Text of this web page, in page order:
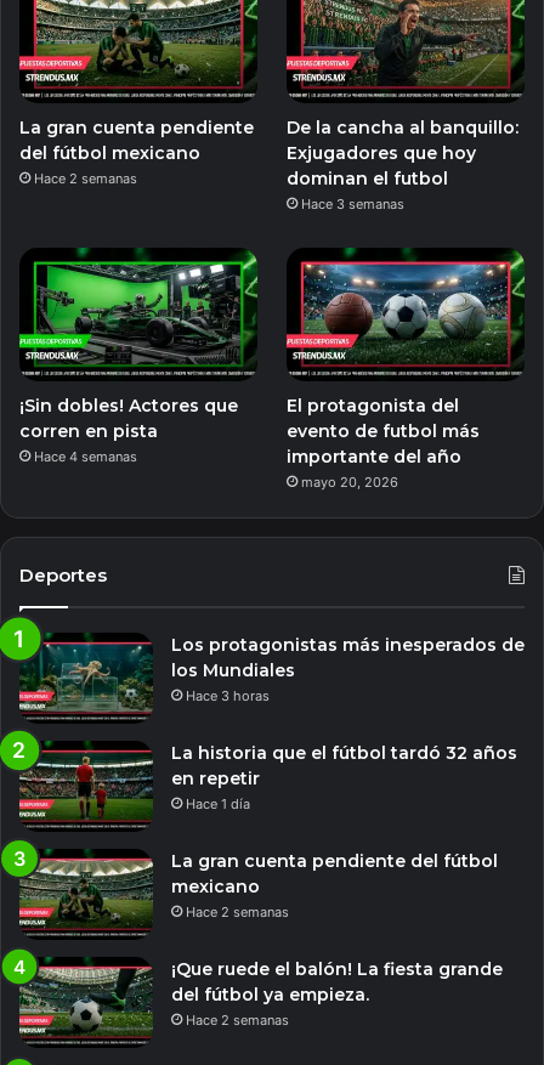
La gran cuenta pendiente
del fútbol mexicano
Hace 2 semanas
De la cancha al banquillo:
Exjugadores que hoy
dominan el futbol
Hace 3 semanas
¡Sin dobles! Actores que
corren en pista
Hace 4 semanas
El protagonista del
evento de futbol más
importante del año
mayo 20, 2026
Deportes
Los protagonistas más inesperados de
los Mundiales
Hace 3 horas
La historia que el fútbol tardó 32 años
en repetir
Hace 1 día
La gran cuenta pendiente del fútbol
mexicano
Hace 2 semanas
¡Que ruede el balón! La fiesta grande
del fútbol ya empieza.
Hace 2 semanas